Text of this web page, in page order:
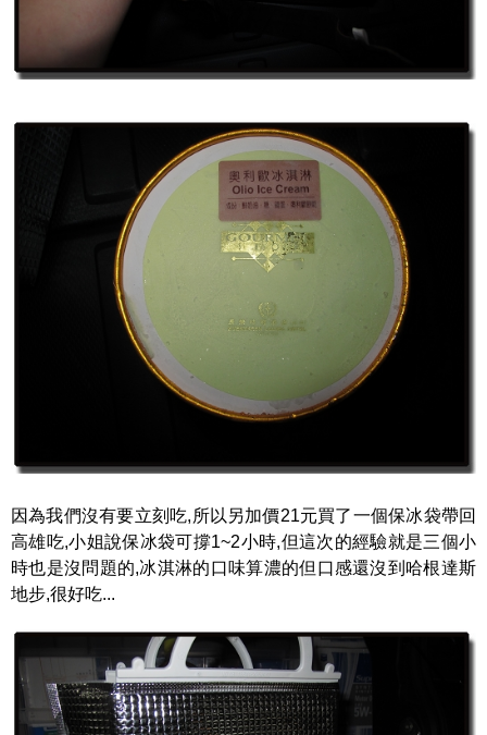
因為我們沒有要立刻吃,所以另加價21元買了一個保冰袋帶回
高雄吃,小姐說保冰袋可撐1~2小時,但這次的經驗就是三個小
時也是沒問題的,冰淇淋的口味算濃的但口感還沒到哈根達斯
地步,很好吃...